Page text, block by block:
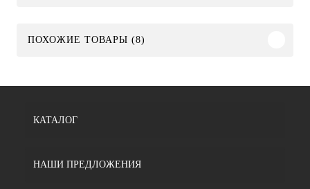
ПОХОЖИЕ ТОВАРЫ (8)
КАТАЛОГ
НАШИ ПРЕДЛОЖЕНИЯ